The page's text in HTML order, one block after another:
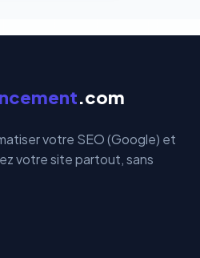
.com
votre SEO (Google) et
votre site partout, sans